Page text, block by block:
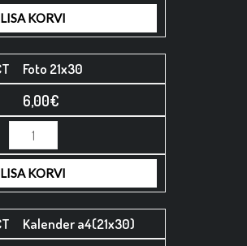
LISA KORVI
Foto 21x30
6,00€
LISA KORVI
Kalender a4(21x30)